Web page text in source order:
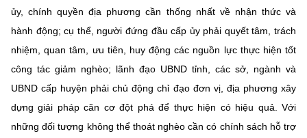
ủy, chính quyền địa phương cần thống nhất về nhận thức và
hành động; cụ thể, người đứng đầu cấp ủy phải quyết tâm, trách
nhiệm, quan tâm, ưu tiên, huy động các nguồn lực thực hiện tốt
công tác giảm nghèo; lãnh đạo UBND tỉnh, các sở, ngành và
UBND cấp huyện phải chủ động chỉ đạo đơn vị, địa phương xây
dựng giải pháp căn cơ đột phá để thực hiện có hiệu quả. Với
những đối tượng không thể thoát nghèo cần có chính sách hỗ trợ